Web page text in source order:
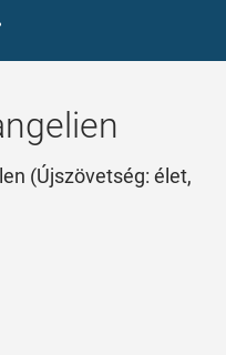
(Újszövetség: élet,